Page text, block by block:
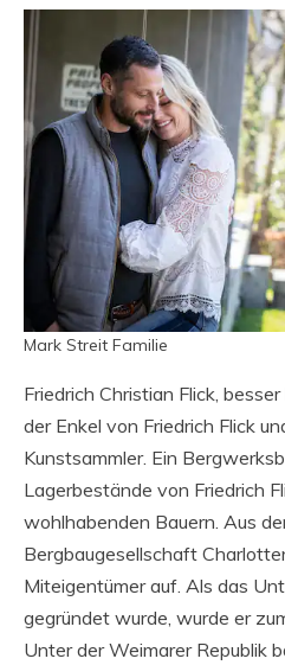
Mark Streit Familie
Friedrich Christian Flick,
der Enkel von Friedrich Flick
Kunstsammler. Ein
Lagerbestände von Friedrich
wohlhabenden Bauern. Aus
Bergbaugesellschaft
Miteigentümer auf. Als das
gegründet wurde, wurde er
Unter der Weimarer Republik